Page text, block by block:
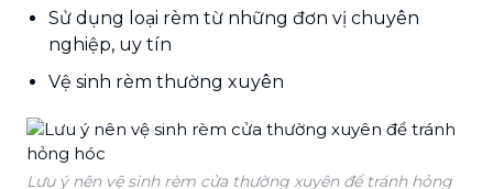
Sử dụng loại rèm từ những đơn vị chuyên
nghiệp, uy tín
Vệ sinh rèm thường xuyên
Lưu ý nên vệ sinh rèm cửa thường xuyên để tránh hỏng